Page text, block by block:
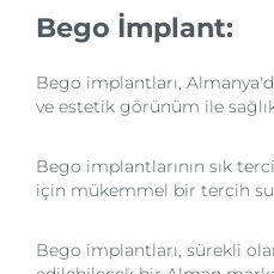
Bego İmplant:
Bego implantları,
ve estetik görünüm ile
Bego implantlarının sık
için mükemmel bir tercih
Bego implantları, sürekli